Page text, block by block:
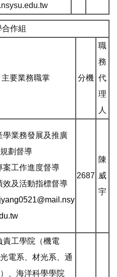
合作組
主要業務職掌 分機
職
務
代
理
人
學業務發展及推廣
劃督導
案工作進度督導
效及活動指標督導
2687
陳
威
宇
責工學院（機電
電系、材光系、通
、海洋科學學院